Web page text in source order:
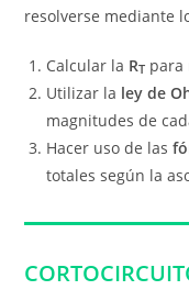
resolverse mediante
Calcular la RT para
Utilizar la ley de
magnitudes de
Hacer uso de las
totales según la